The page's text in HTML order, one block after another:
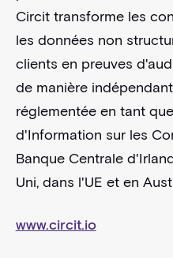
Circit transforme les
les données non
clients en preuves
de manière
réglementée en tant
d'Information sur les
Banque Centrale
Uni, dans l'UE et en
www.circit.io